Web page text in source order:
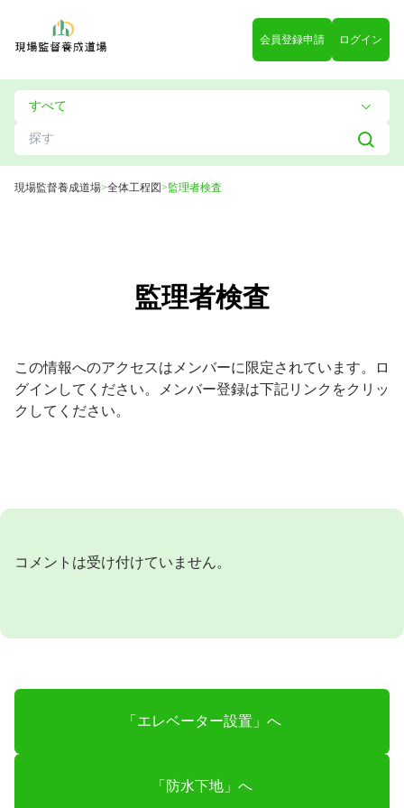
会員登録申請 ログイン
現場監督養成道場>全体工程図>監理者検査
監理者検査
この情報へのアクセスはメンバーに限定されています。ロ
グインしてください。メンバー登録は下記リンクをクリッ
クしてください。
コメントは受け付けていません。
「エレベーター設置」へ
「防水下地」へ